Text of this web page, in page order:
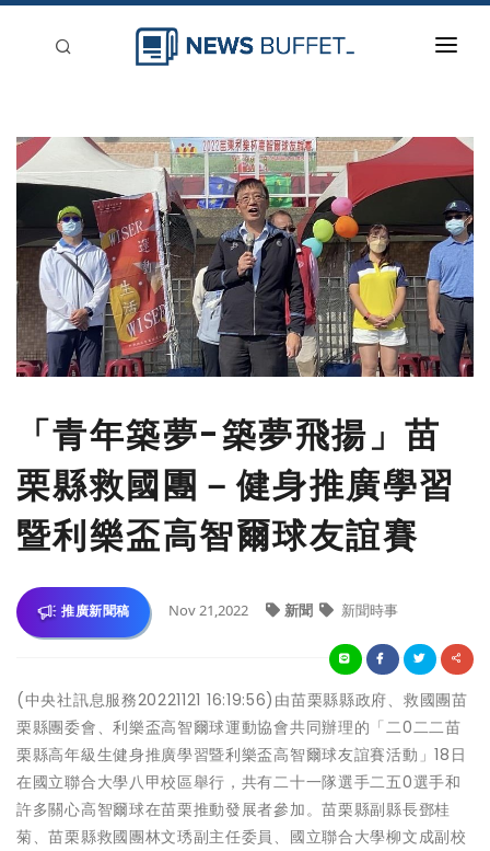
新聞稿分類
登入
刊登
「青年築夢-築夢飛揚」苗
栗縣救國團－健身推廣學習
暨利樂盃高智爾球友誼賽
推廣新聞稿 Nov 21,2022 新聞 新聞時事
(中央社訊息服務20221121 16:19:56)由苗栗縣縣政府、救國團苗
栗縣團委會、利樂盃高智爾球運動協會共同辦理的「二0二二苗
栗縣高年級生健身推廣學習暨利樂盃高智爾球友誼賽活動」18日
在國立聯合大學八甲校區舉行，共有二十一隊選手二五0選手和
許多關心高智爾球在苗栗推動發展者參加。苗栗縣副縣長鄧桂
菊、苗栗縣救國團林文琇副主任委員、國立聯合大學柳文成副校